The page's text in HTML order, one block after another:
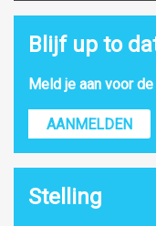
Blijf up to
Meld je aan voor
AANMELDEN
Stelling